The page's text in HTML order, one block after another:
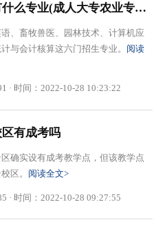
仲恺农业大学成人大专有什么专业(成人大专农业专业就业容易吗)
、畜牧兽医、园林技术、计算机应
与会计核算这六门招生专业。 阅读
· 时间：2022-10-28 10:23:22
有成考吗
确实设有成考教学点，但该教学点
区。 阅读全文>
· 时间：2022-10-28 09:27:55